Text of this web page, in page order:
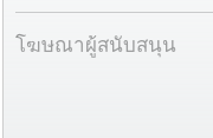
โฆษณาผู้สนับสนุน